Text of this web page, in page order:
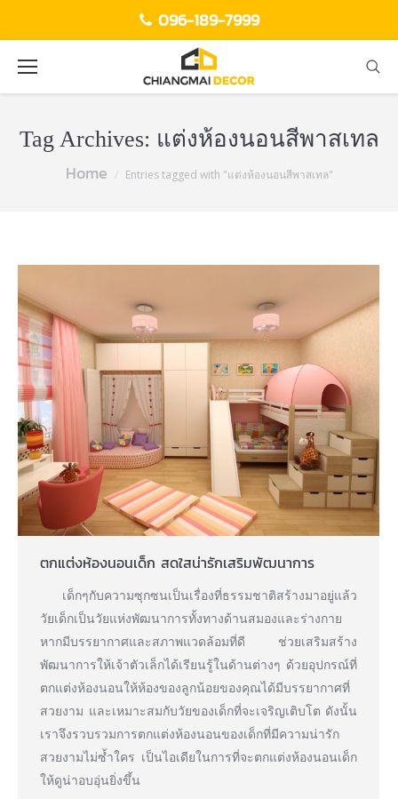
096-189-7999
Tag Archives: แต่งห้องนอนสีพาสเทล
You are here:
Home Entries tagged with "แต่งห้องนอนสีพาสเทล"
ตกแต่งห้องนอนเด็ก สดใสน่ารักเสริมพัฒนาการ
เด็กๆกับความซุกซนเป็นเรื่องที่ธรรมชาติสร้างมาอยู่แล้ว
วัยเด็กเป็นวัยแห่งพัฒนาการทั้งทางด้านสมองและร่างกาย
หากมีบรรยากาศและสภาพแวดล้อมที่ดี ช่วยเสริมสร้าง
พัฒนาการให้เจ้าตัวเล็กได้เรียนรู้ในด้านต่างๆ ด้วยอุปกรณ์ที่
ตกแต่งห้องนอนให้ห้องของลูกน้อยของคุณได้มีบรรยากาศที่
สวยงาม และเหมาะสมกับวัยของเด็กที่จะเจริญเติบโต ดังนั้น
เราจึงรวบรวมการตกแต่งห้องนอนของเด็กที่มีความน่ารัก
สวยงามไม่ซ้ำใคร เป็นไอเดียในการที่จะตกแต่งห้องนอนเด็ก
ให้ดูน่าอบอุ่นยิ่งขึ้น